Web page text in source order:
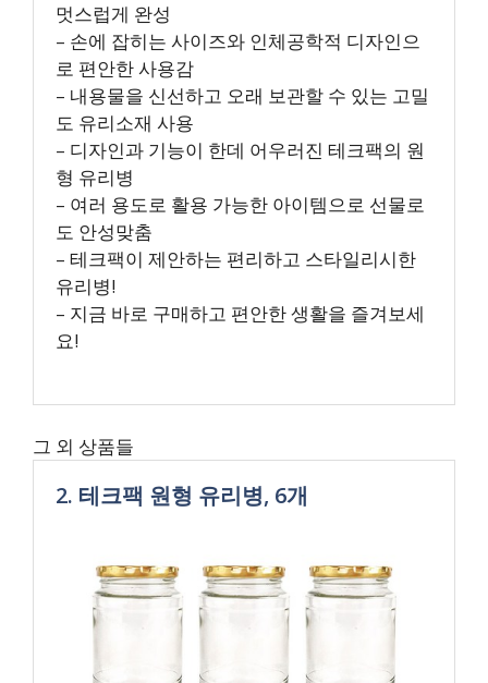
멋스럽게 완성
– 손에 잡히는 사이즈와 인체공학적 디자인으
로 편안한 사용감
– 내용물을 신선하고 오래 보관할 수 있는 고밀
도 유리소재 사용
– 디자인과 기능이 한데 어우러진 테크팩의 원
형 유리병
– 여러 용도로 활용 가능한 아이템으로 선물로
도 안성맞춤
– 테크팩이 제안하는 편리하고 스타일리시한
유리병!
– 지금 바로 구매하고 편안한 생활을 즐겨보세
요!
그 외 상품들
2. 테크팩 원형 유리병, 6개